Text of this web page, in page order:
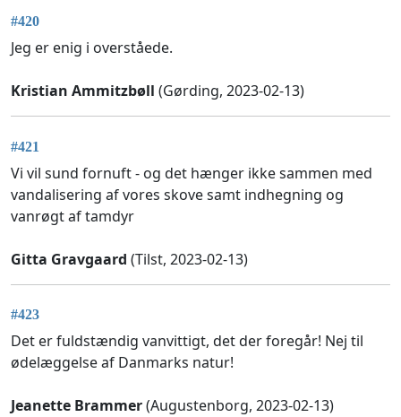
#420
Jeg er enig i overståede.
Kristian Ammitzbøll (Gørding, 2023-02-13)
#421
Vi vil sund fornuft - og det hænger ikke sammen med
vandalisering af vores skove samt indhegning og
vanrøgt af tamdyr
Gitta Gravgaard (Tilst, 2023-02-13)
#423
Det er fuldstændig vanvittigt, det der foregår! Nej til
ødelæggelse af Danmarks natur!
Jeanette Brammer(Augustenborg, 2023-02-13)